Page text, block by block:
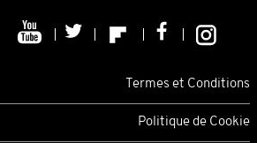
Termes et Conditions
Politique de Cookie